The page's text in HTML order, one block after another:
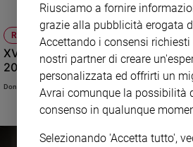
abbiamo incontrato.
RITO ROMANO
XV Domenica del Tempo Ordinario
2021
Don Gianni Carozza
Riusciamo a fornire
grazie alla pubblicità erogata
Accettando i consensi
nostri partner di creare
personalizzata ed offrirti un
Avrai comunque la possibilità
consenso in qualunque
Selezionando 'Accetta tutto',